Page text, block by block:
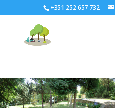
+351 252 657 732